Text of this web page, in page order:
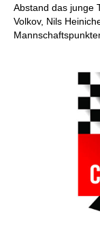
Abstand das junge
Volkov, Nils